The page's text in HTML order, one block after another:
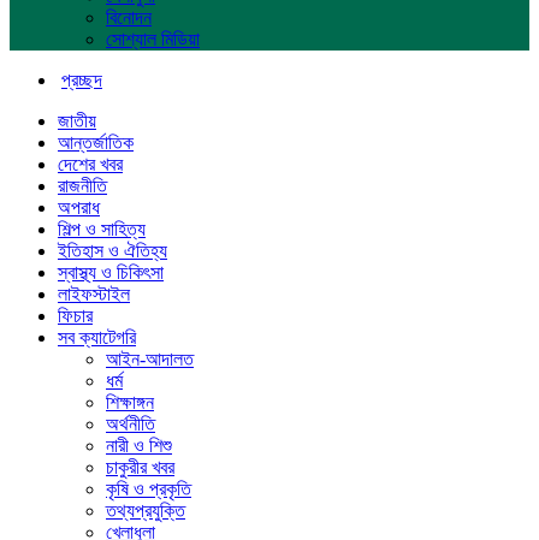
বিনোদন
সোশ্যাল মিডিয়া
প্রচ্ছদ
জাতীয়
আন্তর্জাতিক
দেশের খবর
রাজনীতি
অপরাধ
শিল্প ও সাহিত্য
ইতিহাস ও ঐতিহ্য
স্বাস্থ্য ও চিকিৎসা
লাইফস্টাইল
ফিচার
সব ক্যাটেগরি
আইন-আদালত
ধর্ম
শিক্ষাঙ্গন
অর্থনীতি
নারী ও শিশু
চাকুরীর খবর
কৃষি ও প্রকৃতি
তথ্যপ্রযুক্তি
খেলাধুলা